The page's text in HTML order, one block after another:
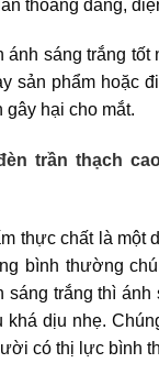
thoáng đãng,
ánh sáng trắng tốt
sản phẩm hoặc
gây hại cho mắt.
trần thạch
thực chất là một
bình thường
sáng trắng thì ánh
khá dịu nhẹ.
có thị lực bình